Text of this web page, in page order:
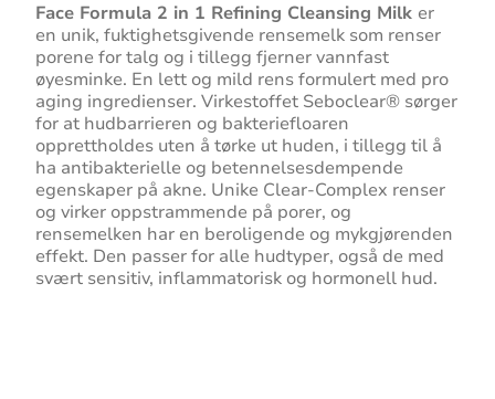
Face Formula 2 in 1 Refining Cleansing Milk er
en unik, fuktighetsgivende rensemelk som renser
porene for talg og i tillegg fjerner vannfast
øyesminke. En lett og mild rens formulert med pro
aging ingredienser. Virkestoffet Seboclear® sørger
for at hudbarrieren og bakteriefloaren
opprettholdes uten å tørke ut huden, i tillegg til å
ha antibakterielle og betennelsesdempende
egenskaper på akne. Unike Clear-Complex renser
og virker oppstrammende på porer, og
rensemelken har en beroligende og mykgjørenden
effekt. Den passer for alle hudtyper, også de med
svært sensitiv, inflammatorisk og hormonell hud.